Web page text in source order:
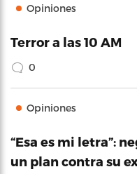
Opiniones
Terror a las 10 AM
0
Opiniones
“Esa es mi letra”:
un plan contra su